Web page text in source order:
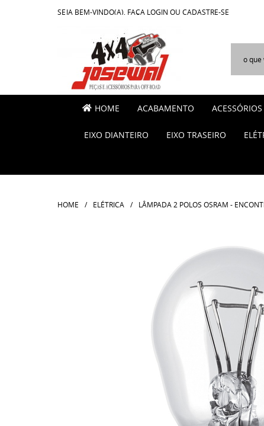
SEJA BEM-VINDO(A), FAÇA LOGIN OU CADASTRE-SE
HOME ACABAMENTO ACESSÓRIOS
EIXO DIANTEIRO EIXO TRASEIRO
HOME ELÉTRICA LÂMPADA 2 POLOS OSRAM -